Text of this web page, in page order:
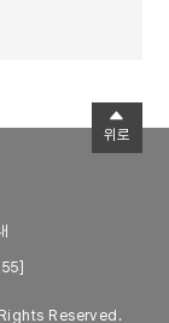
Reserved.
위로